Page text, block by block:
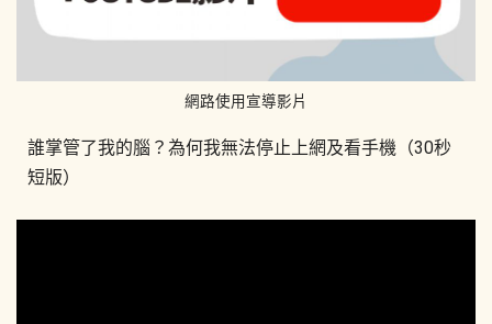
網路使用宣導影片
誰掌管了我的腦？為何我無法停止上網及看手機（30秒
短版）